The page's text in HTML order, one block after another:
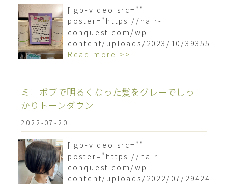
[igp-video src=""
poster="https://hair-
conquest.com/wp-
content/uploads/2023/10/
Read more >>
ミニボブで明るくなった髪をグレーでしっ
かりトーンダウン
2022-07-20
[igp-video src=""
poster="https://hair-
conquest.com/wp-
content/uploads/2022/07/